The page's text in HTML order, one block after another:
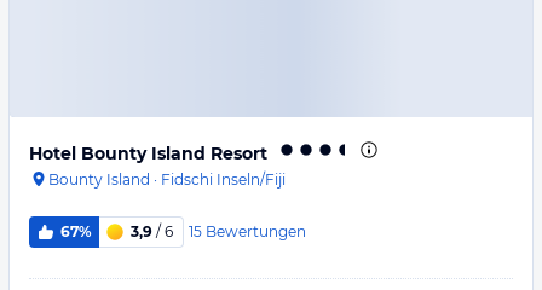
Hotel Bounty Island Resort
Bounty Island · Fidschi Inseln/Fiji
67% 3,9 / 6 15 Bewertungen